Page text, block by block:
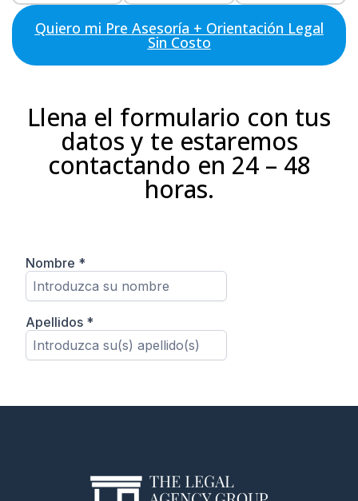
Quiero mi Pre Asesoría + Orientación Legal
Sin Costo
Llena el formulario con tus
datos y te estaremos
contactando en 24 – 48
horas.